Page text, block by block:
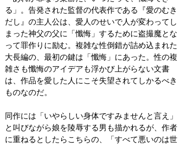
る」。告発された監督の代表作である『愛のむき
だし』の主人公は、愛人のせいで人が変わってし
まった神父の父に「懺悔」するために盗撮魔とな
って罪作りに励む。複雑な性倒錯が詰め込まれた
大長編の、最初の鍵は「懺悔」にあった。性の複
雑さも懺悔のアイデアも浮かび上がらない文書
は、作品を愛した人にこそ失望されてしかるべき
ものなのだ。
同作には「いやらしい身体ですみませんと言え」
と叫びながら娘を陵辱する男も描かれるが、作者
に重ねるとしたらこちらの、「すべて悪いのは世